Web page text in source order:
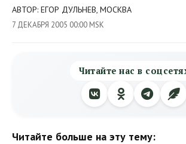
АВТОР: ЕГОР ДУЛЬНЕВ, МОСКВА
7 ДЕКАБРЯ 2005 00:00 MSK
Читайте нас в
Читайте больше на эту тему: